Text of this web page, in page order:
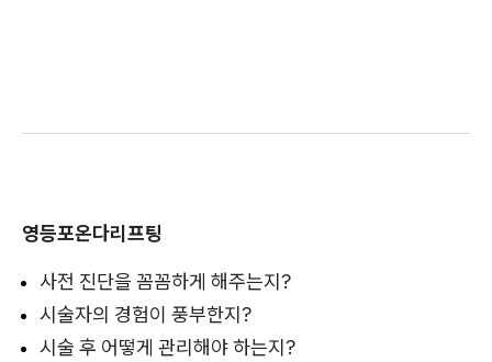
영등포온다리프팅
사전 진단을 꼼꼼하게 해주는지?
시술자의 경험이 풍부한지?
시술 후 어떻게 관리해야 하는지?